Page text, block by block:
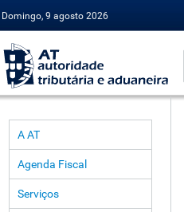
Domingo, 9 agosto 2026
A AT
Agenda Fiscal
Serviços